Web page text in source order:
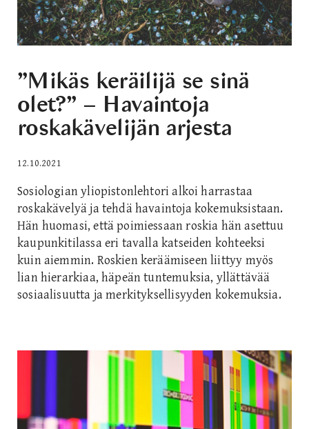
”Mikäs keräilijä se sinä
olet?” – Havaintoja
roskakävelijän arjesta
12.10.2021
Sosiologian yliopistonlehtori alkoi harrastaa
roskakävelyä ja tehdä havaintoja kokemuksistaan.
Hän huomasi, että poimiessaan roskia hän asettuu
kaupunkitilassa eri tavalla katseiden kohteeksi
kuin aiemmin. Roskien keräämiseen liittyy myös
lian hierarkiaa, häpeän tuntemuksia, yllättävää
sosiaalisuutta ja merkityksellisyyden kokemuksia.